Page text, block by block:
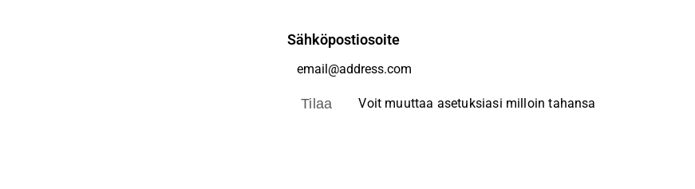
Sähköpostiosoite
Tilaa Voit muuttaa asetuksiasi milloin tahansa